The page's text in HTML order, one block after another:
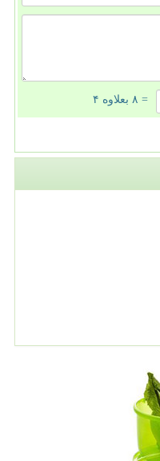
= ۸ بعلاوه ۴